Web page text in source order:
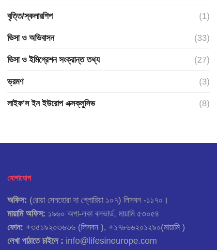
বৃত্তি/স্কলারশিপ (1)
ভিসা ও অভিবাসন (33)
ভিসা ও ইমিগ্রেশন সংক্রান্ত তথ্য (27)
ভ্রমণ (3)
লাইফ'স ইন ইউরোপ এক্সক্লুসিভ (8)
যোগাযোগ
অফিস: (রোয়া সেনহোরা দা গ্লোরিয়া ১০৭) লিসবন -১১৭০।
মায়ামি অফিস: ১৯৬০ অপা-লকা বলভার্ড, মায়ামি ৫৩০৫৪
ফোন: +৩৫১৯২০৩৬৩৬ (লিসবন ), +১৭৮৬৬২০১২৯০(মায়ামি )
লেখা পাঠাতে চাইলে : info@lifesineurope.com